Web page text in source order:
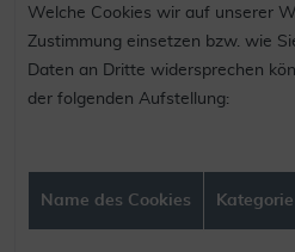
Welche Cookies wir auf unserer
Zustimmung einsetzen bzw. wie
Daten an Dritte widersprechen
der folgenden Aufstellung:
Name des Cookies